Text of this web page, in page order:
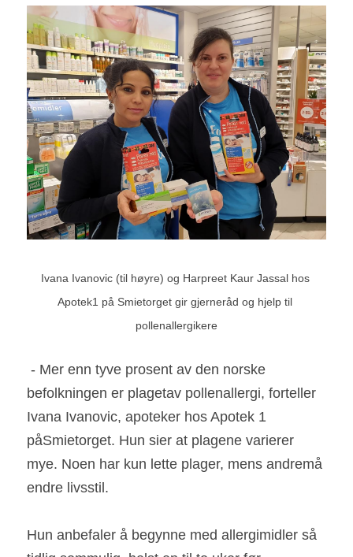
Ivana Ivanovic (til høyre) og Harpreet Kaur Jassal hos
Apotek1 på Smietorget gir gjerneråd og hjelp til
pollenallergikere
befolkningen er plagetav pollenallergi, forteller
Ivana Ivanovic, apoteker hos Apotek 1
påSmietorget. Hun sier at plagene varierer
mye. Noen har kun lette plager, mens andremå
endre livsstil.
Hun anbefaler å begynne med allergimidler så